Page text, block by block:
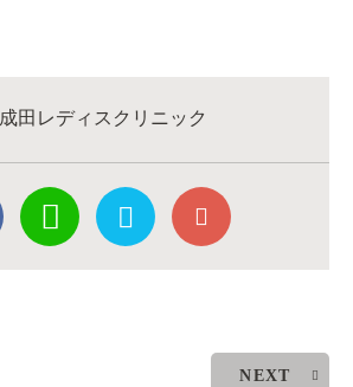
成田レディスクリニック
NEXT